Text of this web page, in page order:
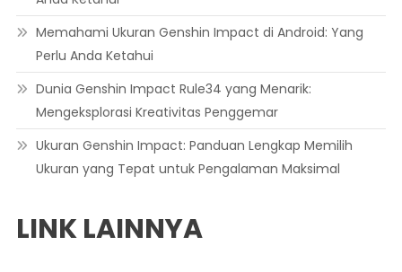
Memahami Ukuran Genshin Impact di Android: Yang
Perlu Anda Ketahui
Dunia Genshin Impact Rule34 yang Menarik:
Mengeksplorasi Kreativitas Penggemar
Ukuran Genshin Impact: Panduan Lengkap Memilih
Ukuran yang Tepat untuk Pengalaman Maksimal
LINK LAINNYA